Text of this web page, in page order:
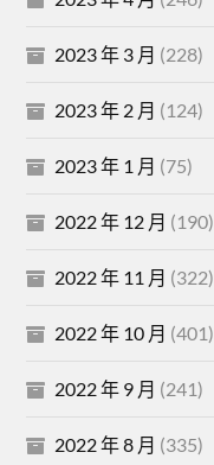
2023 年 3 月 (228)
2023 年 2 月 (124)
2023 年 1 月 (75)
2022 年 12 月 (190)
2022 年 11 月 (322)
2022 年 10 月 (401)
2022 年 9 月 (241)
2022 年 8 月 (335)